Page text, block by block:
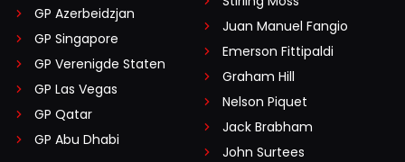
GP Azerbeidzjan
GP Singapore
GP Verenigde Staten
GP Las Vegas
GP Qatar
GP Abu Dhabi
Juan Manuel Fangio
Emerson Fittipaldi
Graham Hill
Nelson Piquet
Jack Brabham
John Surtees